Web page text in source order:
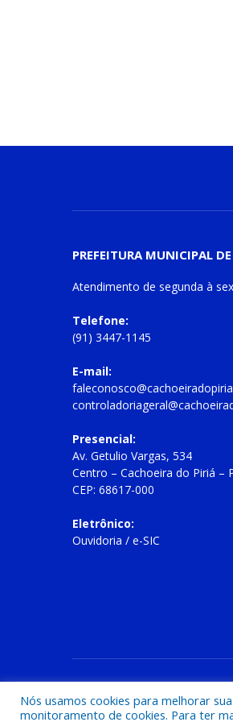
PREFEITURA MUNICIPAL
Atendimento de segunda à
Telefone:
(91) 3447-1145
E-mail:
Presencial:
Av. Getulio Vargas, 534
Centro – Cachoeira do Piriá –
CEP: 68617-000
Eletrônico:
Ouvidoria / e-SIC
Nós usamos cookies para melhorar
monitoramento de cookies. Para ter